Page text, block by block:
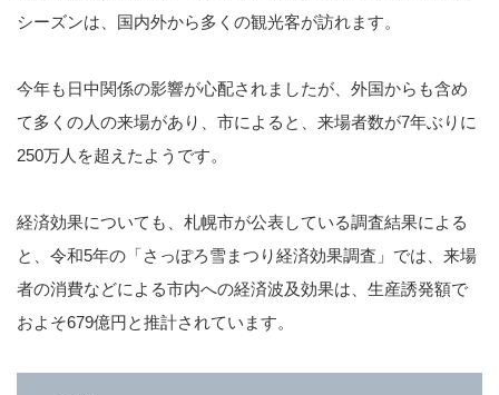
シーズンは、国内外から多くの観光客が訪れます。
今年も日中関係の影響が心配されましたが、外国からも含め
て多くの人の来場があり、市によると、来場者数が7年ぶりに
250万人を超えたようです。
経済効果についても、札幌市が公表している調査結果による
と、令和5年の「さっぽろ雪まつり経済効果調査」では、来場
者の消費などによる市内への経済波及効果は、生産誘発額で
およそ679億円と推計されています。